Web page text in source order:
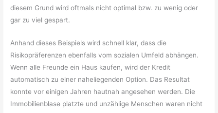
diesem Grund wird oftmals nicht optimal bzw. zu wenig oder
gar zu viel gespart.
Anhand dieses Beispiels wird schnell klar, dass die
Risikopräferenzen ebenfalls vom sozialen Umfeld abhängen.
Wenn alle Freunde ein Haus kaufen, wird der Kredit
automatisch zu einer naheliegenden Option. Das Resultat
konnte vor einigen Jahren hautnah angesehen werden. Die
Immobilienblase platzte und unzählige Menschen waren nicht